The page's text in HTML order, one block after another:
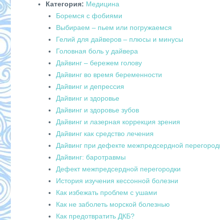
Категория: Медицина
Боремся с фобиями
Выбираем – пьем или погружаемся
Гелий для дайверов – плюсы и минусы
Головная боль у дайвера
Дайвинг – бережем голову
Дайвинг во время беременности
Дайвинг и депрессия
Дайвинг и здоровье
Дайвинг и здоровье зубов
Дайвинг и лазерная коррекция зрения
Дайвинг как средство лечения
Дайвинг при дефекте межпредсердной
Дайвинг: баротравмы
Дефект межпредсердной перегородки
История изучения кессонной болезни
Как избежать проблем с ушами
Как не заболеть морской болезнью
Как предотвратить ДКБ?